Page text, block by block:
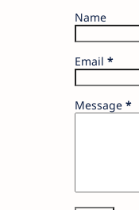
Name
Email *
Message *